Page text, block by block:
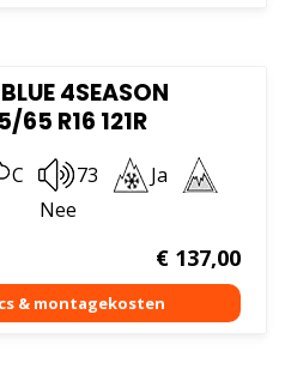
4SEASON
65 R16 121R
C 73
Ja
Nee
€137,00